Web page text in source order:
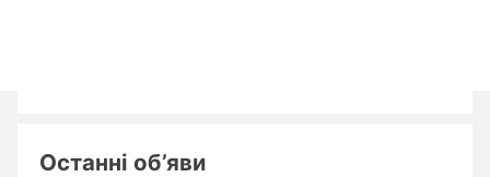
Останні об’яви